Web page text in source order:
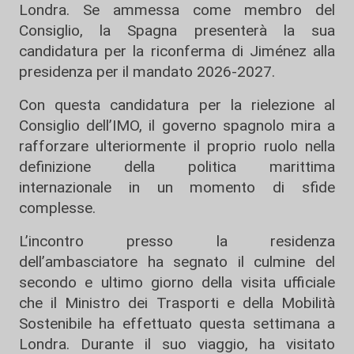
Londra. Se ammessa come membro del
Consiglio, la Spagna presenterà la sua
candidatura per la riconferma di Jiménez alla
presidenza per il mandato 2026-2027.
Con questa candidatura per la rielezione al
Consiglio dell’IMO, il governo spagnolo mira a
rafforzare ulteriormente il proprio ruolo nella
definizione della politica marittima
internazionale in un momento di sfide
complesse.
L’incontro presso la residenza
dell’ambasciatore ha segnato il culmine del
secondo e ultimo giorno della visita ufficiale
che il Ministro dei Trasporti e della Mobilità
Sostenibile ha effettuato questa settimana a
Londra. Durante il suo viaggio, ha visitato